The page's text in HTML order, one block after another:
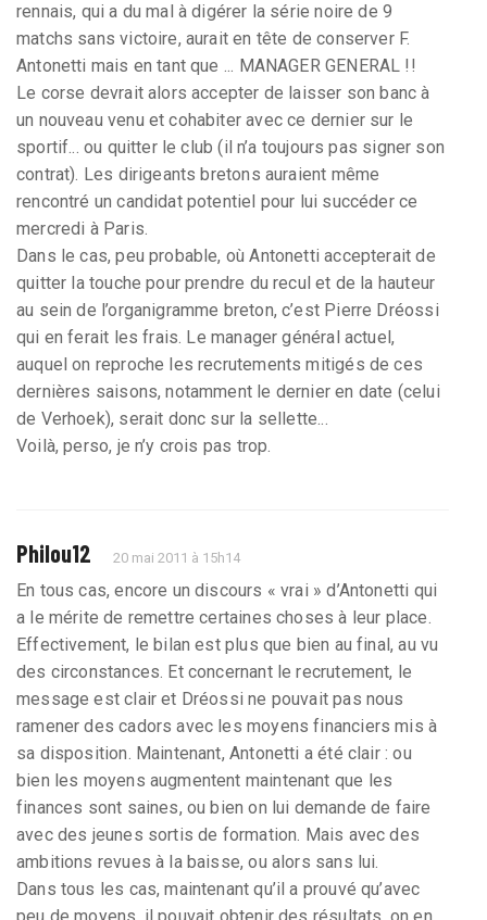
rennais, qui a du mal à digérer la série noire de 9
matchs sans victoire, aurait en tête de conserver F.
Antonetti mais en tant que ... MANAGER GENERAL !!
Le corse devrait alors accepter de laisser son banc à
un nouveau venu et cohabiter avec ce dernier sur le
sportif... ou quitter le club (il n’a toujours pas signer son
contrat). Les dirigeants bretons auraient même
rencontré un candidat potentiel pour lui succéder ce
mercredi à Paris.
Dans le cas, peu probable, où Antonetti accepterait de
quitter la touche pour prendre du recul et de la hauteur
au sein de l’organigramme breton, c’est Pierre Dréossi
qui en ferait les frais. Le manager général actuel,
auquel on reproche les recrutements mitigés de ces
dernières saisons, notamment le dernier en date (celui
de Verhoek), serait donc sur la sellette...
Voilà, perso, je n’y crois pas trop.
Philou12 20 mai 2011 à 15h14
En tous cas, encore un discours « vrai » d’Antonetti qui
a le mérite de remettre certaines choses à leur place.
Effectivement, le bilan est plus que bien au final, au vu
des circonstances. Et concernant le recrutement, le
message est clair et Dréossi ne pouvait pas nous
ramener des cadors avec les moyens financiers mis à
sa disposition. Maintenant, Antonetti a été clair : ou
bien les moyens augmentent maintenant que les
finances sont saines, ou bien on lui demande de faire
avec des jeunes sortis de formation. Mais avec des
ambitions revues à la baisse, ou alors sans lui.
Dans tous les cas, maintenant qu’il a prouvé qu’avec